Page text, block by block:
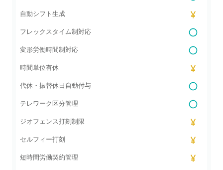
自動シフト生成
フレックスタイム制対応
変形労働時間制対応
時間単位有休
代休・振替休日自動付与
テレワーク区分管理
ジオフェンス打刻制限
セルフィー打刻
短時間労働契約管理